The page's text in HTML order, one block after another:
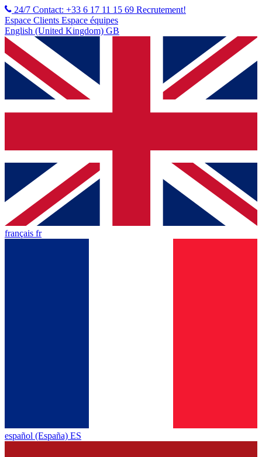
24/7 Contact: +33 6 17 11 15 69 Recrutement!
Espace Clients Espace équipes
English (United Kingdom) GB
français fr
español (España) ES